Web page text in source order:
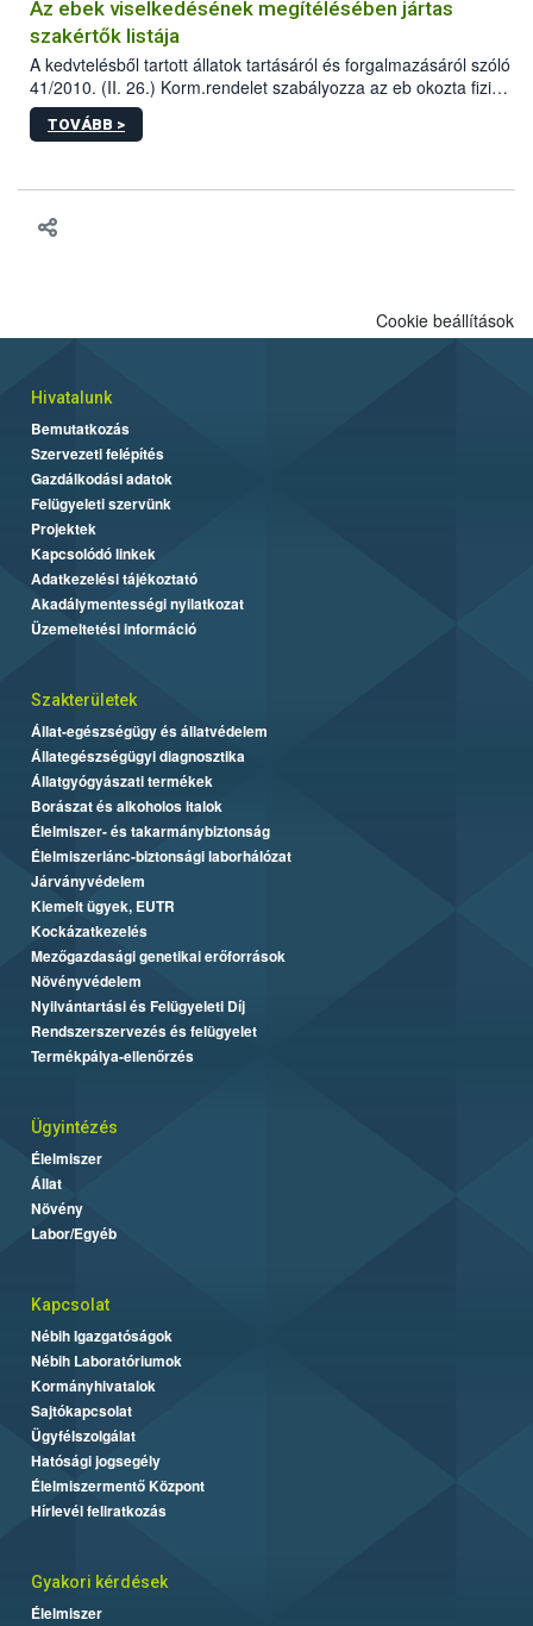
Az ebek viselkedésének megítélésében jártas
szakértők listája
A kedvtelésből tartott állatok tartásáról és forgalmazásáról szóló
41/2010. (II. 26.) Korm.rendelet szabályozza az eb okozta fizikai
sérülés, illetve ennek veszélye keletkezésekor felmerülő
hatósági feladatokat, valamint a veszélyes eb tartását és annak
TOVÁBB >
Cookie beállítások
Hivatalunk
Bemutatkozás
Szervezeti felépítés
Gazdálkodási adatok
Felügyeleti szervünk
Projektek
Kapcsolódó linkek
Adatkezelési tájékoztató
Akadálymentességi nyilatkozat
Üzemeltetési információ
Szakterületek
Állat-egészségügy és állatvédelem
Állategészségügyi diagnosztika
Állatgyógyászati termékek
Borászat és alkoholos italok
Élelmiszer- és takarmánybiztonság
Élelmiszerlánc-biztonsági laborhálózat
Járványvédelem
Kiemelt ügyek, EUTR
Kockázatkezelés
Mezőgazdasági genetikai erőforrások
Növényvédelem
Nyilvántartási és Felügyeleti Díj
Rendszerszervezés és felügyelet
Termékpálya-ellenőrzés
Ügyintézés
Élelmiszer
Állat
Növény
Labor/Egyéb
Kapcsolat
Nébih Igazgatóságok
Nébih Laboratóriumok
Kormányhivatalok
Sajtókapcsolat
Ügyfélszolgálat
Hatósági jogsegély
Élelmiszermentő Központ
Hírlevél feliratkozás
Gyakori kérdések
Élelmiszer